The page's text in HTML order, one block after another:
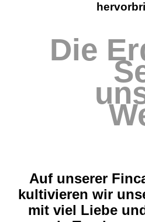
Die
Auf unserer
kultivieren wir
mit viel Liebe